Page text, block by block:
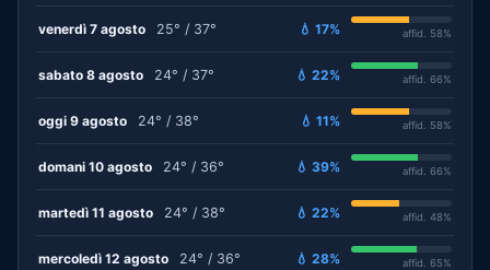
venerdì 7 agosto 25° / 37° 💧 17% affid. 58%
sabato 8 agosto 24° / 37° 💧 22% affid. 66%
oggi 9 agosto 24° / 38° 💧 11% affid. 58%
domani 10 agosto 24° / 36° 💧 39% affid. 66%
martedì 11 agosto 24° / 38° 💧 22% affid. 48%
mercoledì 12 agosto 24° / 36° 💧 28% affid. 65%